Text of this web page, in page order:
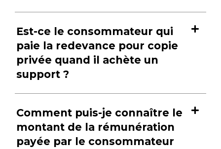
Est-ce le consommateur qui
paie la redevance pour copie
privée quand il achète un
support ?
Comment puis-je connaître le
montant de la rémunération
payée par le consommateur